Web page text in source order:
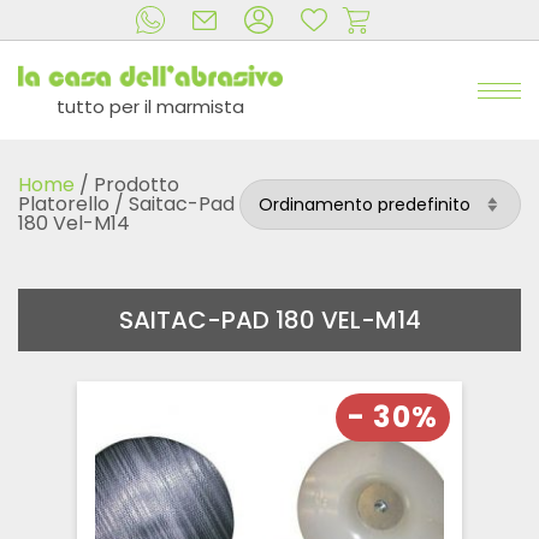
tutto per il marmista
Home / Prodotto
Platorello / Saitac-Pad
180 Vel-M14
SAITAC-PAD 180 VEL-M14
- 30%